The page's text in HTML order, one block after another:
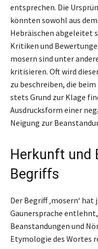
entsprechen. Die
könnten sowohl aus
Hebräischen abgeleitet
Kritiken und
mosern sind unter
kritisieren. Oft wird
zu beschreiben, die
stets Grund zur Klage
Ausdrucksform einer
Neigung zur
Herkunft und
Begriffs
Der Begriff ‚mosern‘
Gaunersprache
Beanstandungen und
Etymologie des Wortes